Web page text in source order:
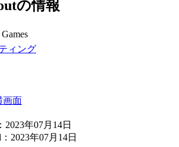
の情報
ィング
画面
2023年07月14日
2023年07月14日